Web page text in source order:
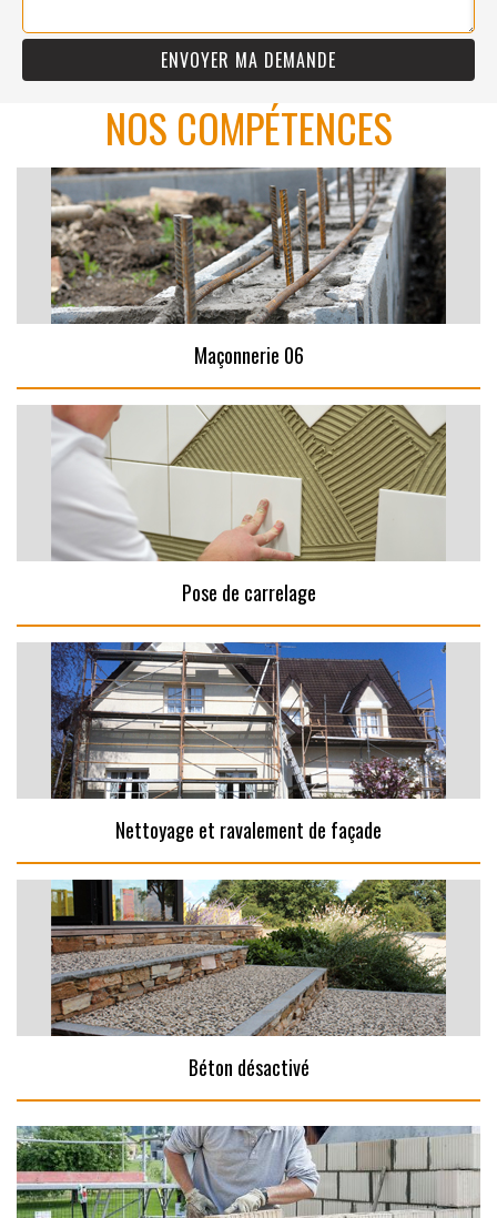
NOS COMPÉTENCES
Maçonnerie 06
Pose de carrelage
Nettoyage et ravalement de façade
Béton désactivé